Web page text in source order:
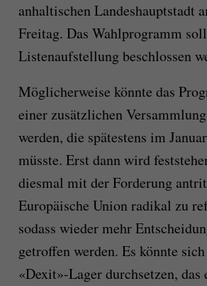
anhaltischen Landeshauptstadt
Freitag. Das Wahlprogramm
Listenaufstellung beschlossen
Möglicherweise könnte das
einer zusätzlichen
werden, die spätestens im
müsste. Erst dann wird
diesmal mit der Forderung
Europäische Union radikal zu
sodass wieder mehr
getroffen werden. Es könnte
«Dexit»-Lager durchsetzen,